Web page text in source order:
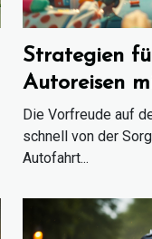
Strategien
Autoreisen
Die Vorfreude auf
schnell von der
Autofahrt...